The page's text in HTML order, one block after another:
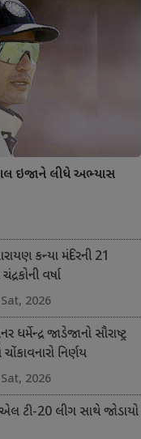
ઇજાને લીધે અભ્યાસ
કન્યા મંદિરની 21
વર્ષા
2026
જાડેજાનો સૌરાષ્ટ્ર
નિર્ણય
2026
ટી-20 લીગ સાથે જોડાયો